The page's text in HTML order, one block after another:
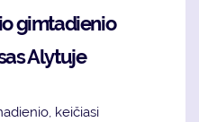
gimtadienio
Alytuje
keičiasi